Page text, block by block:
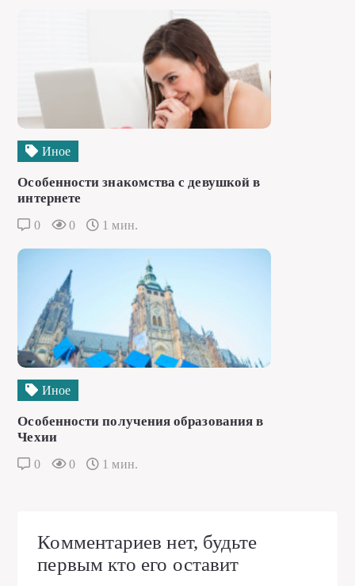
Иное
Особенности знакомства с девушкой в
интернете
0 0 1 мин.
Иное
Особенности получения образования в
Чехии
0 0 1 мин.
Комментариев нет, будьте
первым кто его оставит